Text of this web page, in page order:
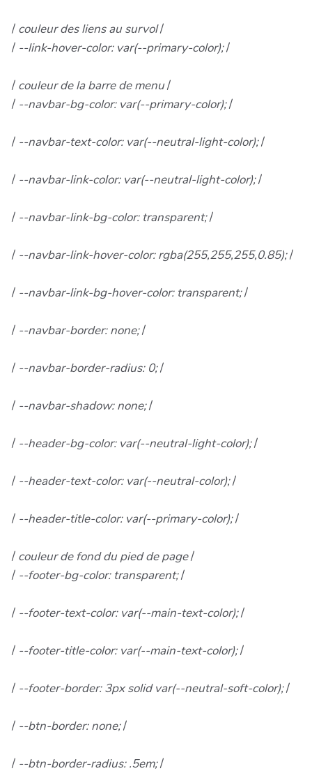
/ couleur des liens au survol/
/ --link-hover-color: var(--primary-color);/
/ couleur de la barre de menu/
/ --navbar-bg-color: var(--primary-color);/
/ --navbar-text-color: var(--neutral-light-color);/
/ --navbar-link-color: var(--neutral-light-color);/
/ --navbar-link-bg-color: transparent;/
/ --navbar-link-hover-color: rgba(255,255,255,0.85);/
/ --navbar-link-bg-hover-color: transparent;/
/ --navbar-border: none;/
/ --navbar-border-radius: 0;/
/ --navbar-shadow: none;/
/ --header-bg-color: var(--neutral-light-color);/
/ --header-text-color: var(--neutral-color);/
/ --header-title-color: var(--primary-color);/
/ couleur de fond du pied de page/
/ --footer-bg-color: transparent;/
/ --footer-text-color: var(--main-text-color);/
/ --footer-title-color: var(--main-text-color);/
/ --footer-border: 3px solid var(--neutral-soft-color);/
/ --btn-border: none;/
/ --btn-border-radius: .5em;/